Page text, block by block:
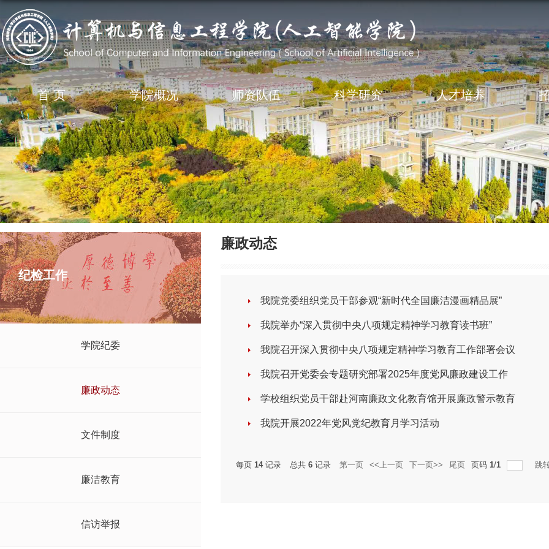
首 页 学院概况 师资队伍 科学研究 人才培养
纪检工作
学院纪委
廉政动态
文件制度
廉洁教育
信访举报
廉政动态
我院党委组织党员干部参观“新时代全国廉洁漫画精品展”
我院举办“深入贯彻中央八项规定精神学习教育读书班”
我院召开深入贯彻中央八项规定精神学习教育工作部署会议
我院召开党委会专题研究部署2025年度党风廉政建设工作
学校组织党员干部赴河南廉政文化教育馆开展廉政警示教育
我院开展2022年党风党纪教育月学习活动
每页 14记录 总共 6 记录 第一页 <<上一页 下一页>> 尾页 页码 1/1 跳